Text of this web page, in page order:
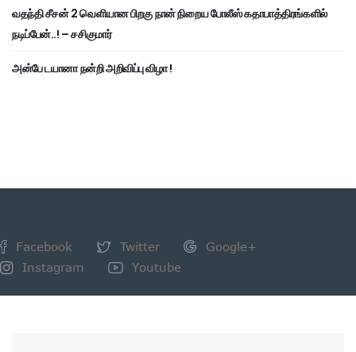
வதந்தி சீசன் 2 வெளியான பிறகு நான் நிறைய போலீஸ் கதாபாத்திரங்களில்
நடிப்பேன்..! – சசிகுமார்
அன்பே டயானா நன்றி அறிவிப்பு விழா !
Facebook Twitter
Google+
Instagram
Youtube